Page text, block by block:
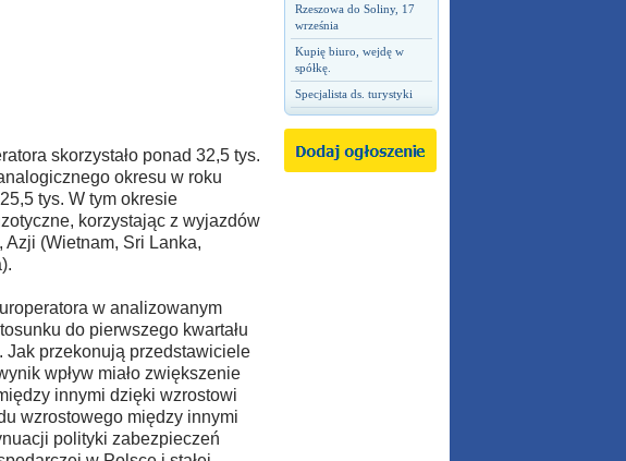
Rzeszowa do Soliny, 17
września
Kupię biuro, wejdę w
spółkę.
Specjalista ds. turystyki
skorzystało ponad 32,5 tys.
okresu w roku
tys. W tym okresie
korzystając z wyjazdów
(Wietnam, Sri Lanka,
w analizowanym
do pierwszego kwartału
Jak przekonują przedstawiciele
wpływ miało zwiększenie
innymi dzięki wzrostowi
wzrostowego między innymi
polityki zabezpieczeń